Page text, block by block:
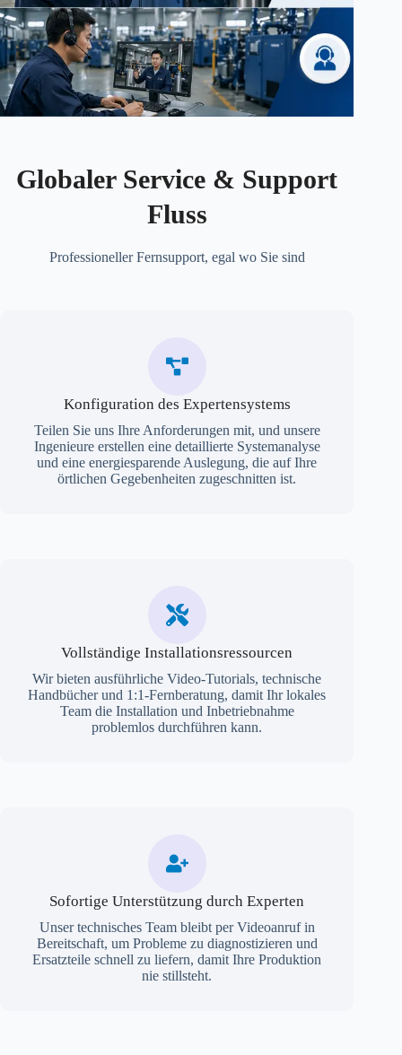
Globaler Service & Support
Fluss
Professioneller Fernsupport, egal wo Sie sind
Konfiguration des Expertensystems
Teilen Sie uns Ihre Anforderungen mit, und unsere
Ingenieure erstellen eine detaillierte Systemanalyse
und eine energiesparende Auslegung, die auf Ihre
örtlichen Gegebenheiten zugeschnitten ist.
Vollständige Installationsressourcen
Wir bieten ausführliche Video-Tutorials, technische
Handbücher und 1:1-Fernberatung, damit Ihr lokales
Team die Installation und Inbetriebnahme
problemlos durchführen kann.
Sofortige Unterstützung durch Experten
Unser technisches Team bleibt per Videoanruf in
Bereitschaft, um Probleme zu diagnostizieren und
Ersatzteile schnell zu liefern, damit Ihre Produktion
nie stillsteht.